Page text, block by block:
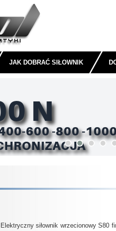
JAK DOBRAĆ SIŁOWNIK
Elektryczny siłownik wrzecionowyS80